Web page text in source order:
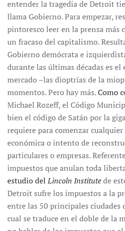
entender la tragedia de Detroit
llama Gobierno. Para empezar,
pintoresco leer en la prensa más
un fracaso del capitalismo.
Gobierno demócrata e
durante las últimas décadas es
mercado –las dioptrías de la
momentos. Pero hay más.Como
Michael Rozeff, el Código
bien el código de Satán por la
requiere para comenzar
económica o intento de
particulares o empresas.
impuestos que anulan toda
estudio delLincoln Institutede
Detroit sufre los impuestos a la
entre las 50 principales ciudades
cual se traduce en el doble de la